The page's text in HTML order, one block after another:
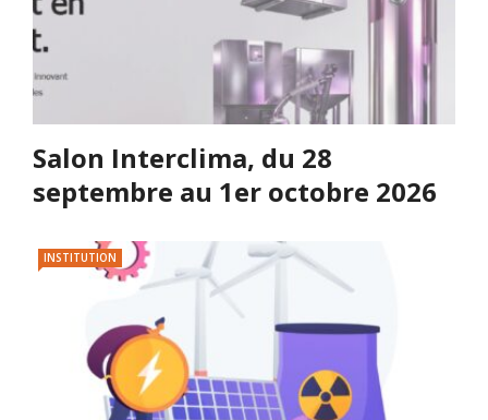
Salon Interclima, du 28
septembre au 1er octobre 2026
INSTITUTION